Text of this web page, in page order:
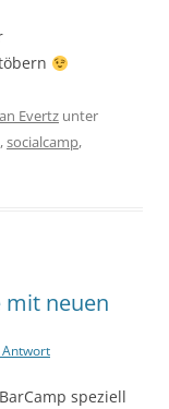
Evertz unter
,socialcamp,
mit neuen
Antwort
speziell